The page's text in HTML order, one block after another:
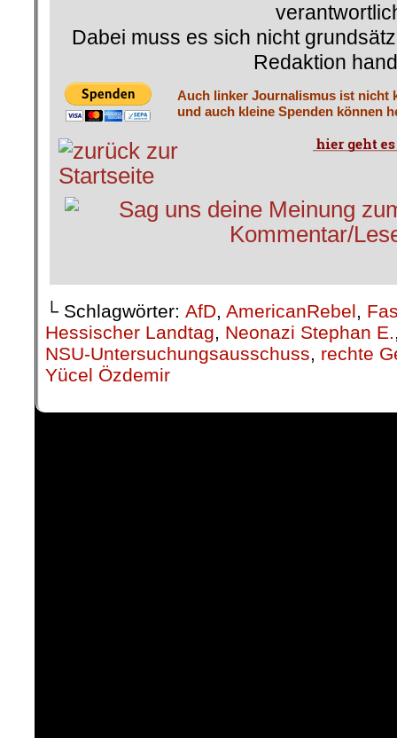
Dabei muss es sich nicht
Redaktion
Auch linker Journalismus ist nicht
und auch kleine Spenden können
└ Schlagwörter: AfD, AmericanRebel,
Hessischer Landtag, Neonazi Stephan E.
NSU-Untersuchungsausschuss, rechte
Yücel Özdemir